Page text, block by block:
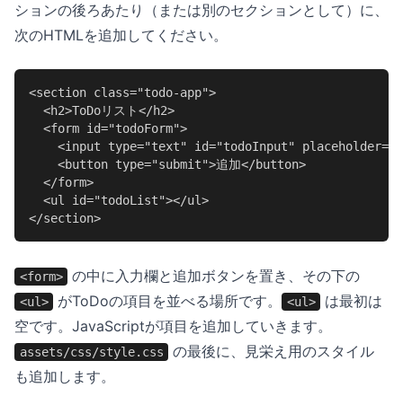
ションの後ろあたり（または別のセクションとして）に、
次のHTMLを追加してください。
<section class="todo-app">
  <h2>ToDoリスト</h2>
  <form id="todoForm">
<input type="text" id="todoInput" placeholder="
    <button type="submit">追加</button>
  </form>
  <ul id="todoList"></ul>
</section>
<form> の中に入力欄と追加ボタンを置き、その下の
<ul> がToDoの項目を並べる場所です。 <ul>
は最初は
空です。JavaScriptが項目を追加していきます。
assets/css/style.css
の最後に、見栄え用のスタイル
も追加します。